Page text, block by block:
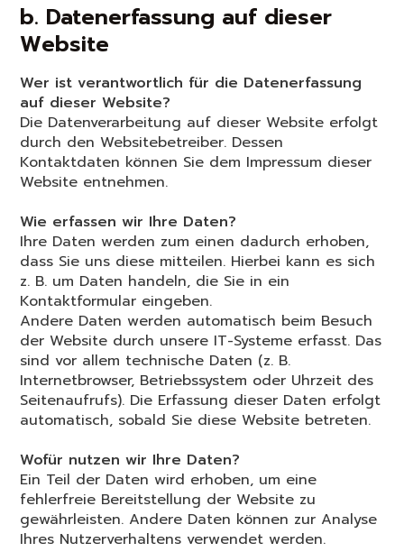
b. Datenerfassung auf dieser
Website
Wer ist verantwortlich für die Datenerfassung
auf dieser Website?
Die Datenverarbeitung auf dieser Website erfolgt
durch den Websitebetreiber. Dessen
Kontaktdaten können Sie dem Impressum dieser
Website entnehmen.
Wie erfassen wir Ihre Daten?
Ihre Daten werden zum einen dadurch erhoben,
dass Sie uns diese mitteilen. Hierbei kann es sich
z. B. um Daten handeln, die Sie in ein
Kontaktformular eingeben.
Andere Daten werden automatisch beim Besuch
der Website durch unsere IT-Systeme erfasst. Das
sind vor allem technische Daten (z. B.
Internetbrowser, Betriebssystem oder Uhrzeit des
Seitenaufrufs). Die Erfassung dieser Daten erfolgt
automatisch, sobald Sie diese Website betreten.
Wofür nutzen wir Ihre Daten?
Ein Teil der Daten wird erhoben, um eine
fehlerfreie Bereitstellung der Website zu
gewährleisten. Andere Daten können zur Analyse
Ihres Nutzerverhaltens verwendet werden.